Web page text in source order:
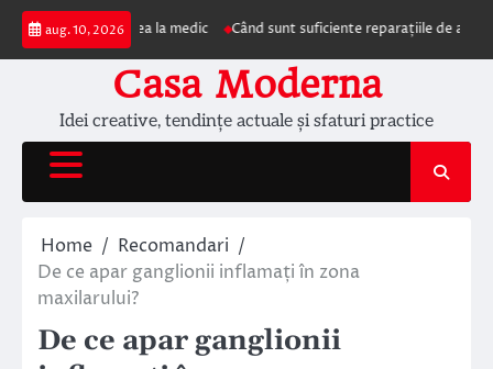
Skip
content
aug. 10, 2026
prezentarea la medic Când sunt suficiente reparațiile de acoperiș și
Casa Moderna
Idei creative, tendințe actuale și sfaturi practice
Home
Recomandari
De ce apar ganglionii inflamați în zona
maxilarului?
De ce apar ganglionii